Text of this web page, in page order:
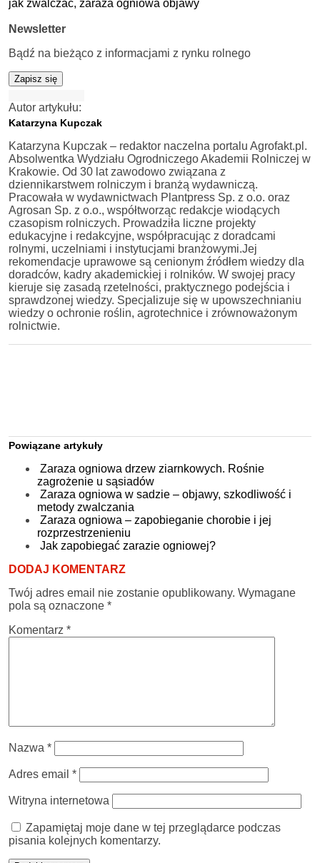
jak zwalczac, zaraza ogniowa objawy
Newsletter
Bądź na bieżąco z informacjami z rynku rolnego
Zapisz się
Autor artykułu:
Katarzyna Kupczak
Katarzyna Kupczak – redaktor naczelna portalu Agrofakt.pl.
Absolwentka Wydziału Ogrodniczego Akademii Rolniczej w
Krakowie. Od 30 lat zawodowo związana z
dziennikarstwem rolniczym i branżą wydawniczą.
Pracowała w wydawnictwach Plantpress Sp. z o.o. oraz
Agrosan Sp. z o.o., współtworząc redakcje wiodących
czasopism rolniczych. Prowadziła liczne projekty
edukacyjne i redakcyjne, współpracując z doradcami
rolnymi, uczelniami i instytucjami branżowymi.Jej
rekomendacje uprawowe są cenionym źródłem wiedzy dla
doradców, kadry akademickiej i rolników. W swojej pracy
kieruje się zasadą rzetelności, praktycznego podejścia i
sprawdzonej wiedzy. Specjalizuje się w upowszechnianiu
wiedzy o ochronie roślin, agrotechnice i zrównoważonym
rolnictwie.
Powiązane artykuły
Zaraza ogniowa drzew ziarnkowych. Rośnie
zagrożenie u sąsiadów
Zaraza ogniowa w sadzie – objawy, szkodliwość i
metody zwalczania
Zaraza ogniowa – zapobieganie chorobie i jej
rozprzestrzenieniu
Jak zapobiegać zarazie ogniowej?
DODAJ KOMENTARZ
Twój adres email nie zostanie opublikowany. Wymagane
pola są oznaczone *
Komentarz *
Nazwa *
Adres email *
Witryna internetowa
Zapamiętaj moje dane w tej przeglądarce podczas
pisania kolejnych komentarzy.